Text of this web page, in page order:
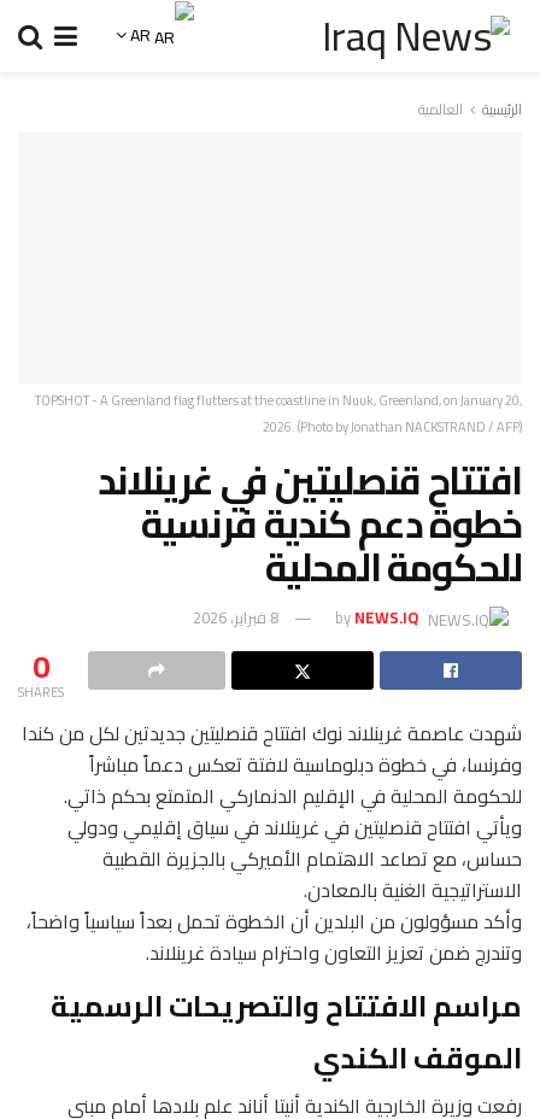
AR
الرئيسية العالمية
TOPSHOT - A Greenland flag flutters at the coastline in Nuuk, Greenland, on January 20,
2026. (Photo by Jonathan NACKSTRAND / AFP)
افتتاح قنصليتين في غرينلاند
خطوة دعم كندية فرنسية
للحكومة المحلية
byNEWS.IQ 8 فبراير، 2026
0
SHARES
شهدت عاصمة غرينلاند نوك افتتاح قنصليتين جديدتين لكل من كندا
وفرنسا، في خطوة دبلوماسية لافتة تعكس دعماً مباشراً
للحكومة المحلية في الإقليم الدنماركي المتمتع بحكم ذاتي.
ويأتي افتتاح قنصليتين في غرينلاند في سياق إقليمي ودولي
حساس، مع تصاعد الاهتمام الأميركي بالجزيرة القطبية
الاستراتيجية الغنية بالمعادن.
وأكد مسؤولون من البلدين أن الخطوة تحمل بعداً سياسياً واضحاً،
وتندرج ضمن تعزيز التعاون واحترام سيادة غرينلاند.
مراسم الافتتاح والتصريحات الرسمية
الموقف الكندي
رفعت وزيرة الخارجية الكندية أنيتا أناند علم بلادها أمام مبنى